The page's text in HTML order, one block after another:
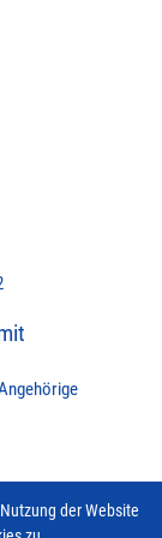
16,90 €
der Website